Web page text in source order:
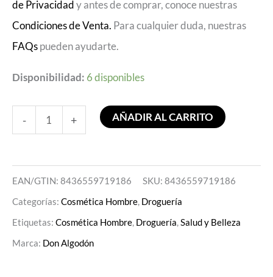
de Privacidady antes de comprar, conoce nuestras
Condiciones de Venta. Para cualquier duda, nuestras
FAQspueden ayudarte.
Disponibilidad: 6 disponibles
- + AÑADIR AL CARRITO
EAN/GTIN: 8436559719186 SKU: 8436559719186
Categorías: Cosmética Hombre, Droguería
Etiquetas: Cosmética Hombre, Droguería,Salud y Belleza
Marca: Don Algodón